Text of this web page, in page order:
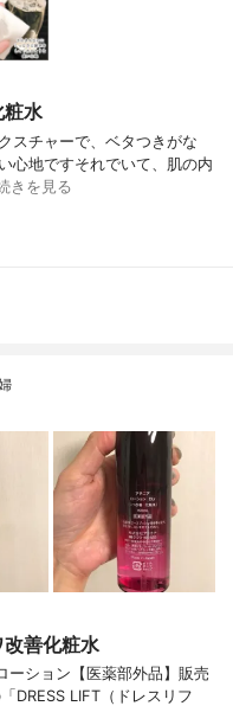
粧水
スチャーで、ベタつきがな
心地ですそれでいて、肌の内
きを見る
善化粧水
ーション【医薬部外品】販売
DRESS LIFT（ドレスリフ